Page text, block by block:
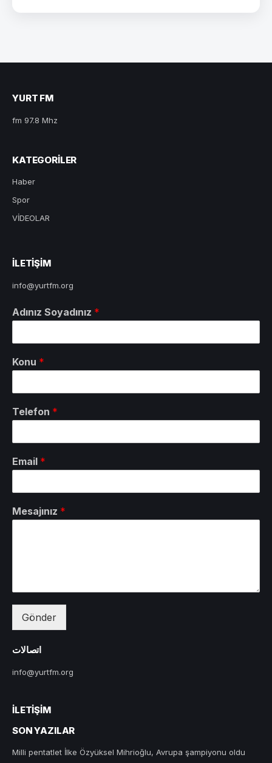
YURT FM
fm 97.8 Mhz
KATEGORILER
Haber
Spor
VİDEOLAR
ILETIŞIM
info@yurtfm.org
Adınız Soyadınız *
Konu *
Telefon *
Email *
Mesajınız *
Gönder
اتصالات
info@yurtfm.org
İLETIŞIM
SON YAZILAR
Milli pentatlet İlke Özyüksel Mihrioğlu, Avrupa şampiyonu oldu